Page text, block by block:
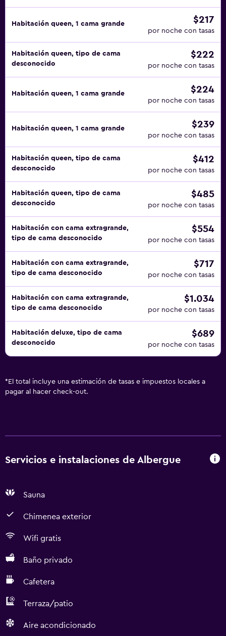
Habitación queen, 1 cama grande $217
por noche con tasas
Habitación queen, tipo de cama
desconocido
$222
por noche con tasas
Habitación queen, 1 cama grande $224
por noche con tasas
Habitación queen, 1 cama grande $239
por noche con tasas
Habitación queen, tipo de cama
desconocido
$412
por noche con tasas
Habitación queen, tipo de cama
desconocido
$485
por noche con tasas
Habitación con cama extragrande,
tipo de cama desconocido
$554
por noche con tasas
Habitación con cama extragrande,
tipo de cama desconocido
$717
por noche con tasas
Habitación con cama extragrande,
tipo de cama desconocido
$1.034
por noche con tasas
Habitación deluxe, tipo de cama
desconocido
$689
por noche con tasas
* El total incluye una estimación de tasas e impuestos locales a
pagar al hacer check-out.
Servicios e instalaciones de Albergue
Sauna
Chimenea exterior
Wifi gratis
Baño privado
Cafetera
Terraza/patio
Aire acondicionado